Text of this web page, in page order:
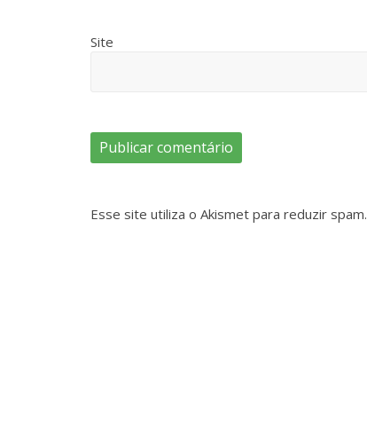
Site
Esse site utiliza o Akismet para reduzir spam.